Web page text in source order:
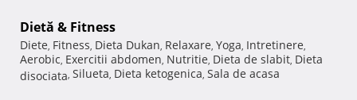
Dietă & Fitness
Diete, Fitness, Dieta Dukan, Relaxare, Yoga, Intretinere,
Aerobic, Exercitii abdomen, Nutritie, Dieta de slabit, Dieta
disociata, Silueta, Dieta ketogenica, Sala de acasa